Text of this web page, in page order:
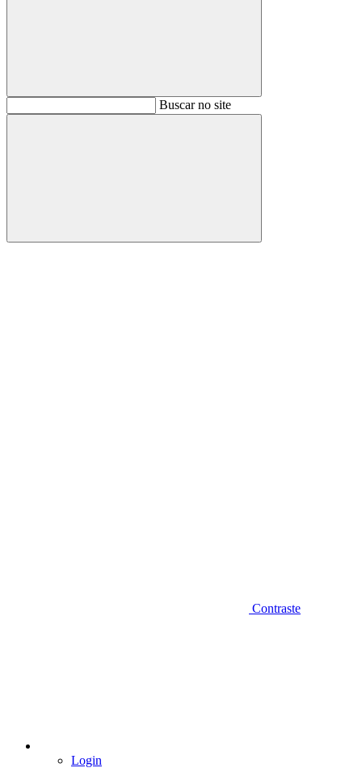
BuscarBuscar no site
Buscar
Contraste
Login